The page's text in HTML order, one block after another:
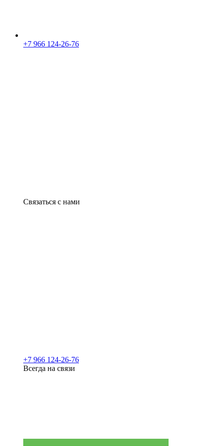
+7 966 124-26-76
Связаться с нами
+7 966 124-26-76
Всегда на связи